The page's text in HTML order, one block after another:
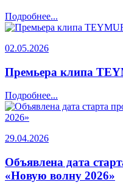
Подробнее...
02.05.2026
Премьера клипа
Подробнее...
29.04.2026
Объявлена дата
«Новую волну 2026»